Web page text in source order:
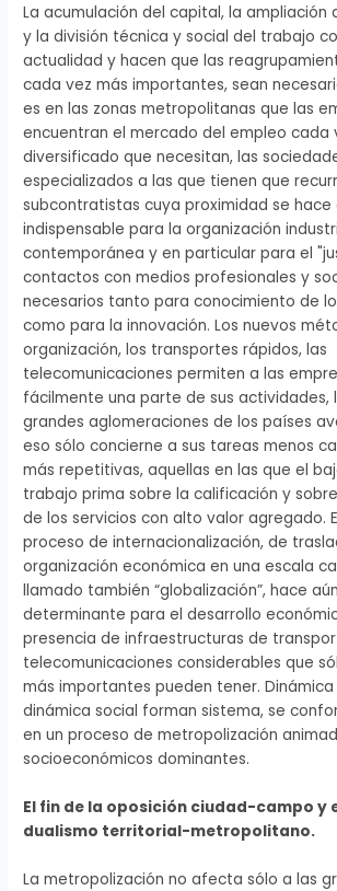
La acumulación del capital, la ampliación
y la división técnica y social del trabajo
actualidad y hacen que las
cada vez más importantes, sean
es en las zonas metropolitanas que las
encuentran el mercado del empleo cada
diversificado que necesitan, las
especializados a las que tienen que
subcontratistas cuya proximidad se hace
indispensable para la organización
contemporánea y en particular para el
contactos con medios profesionales y
necesarios tanto para conocimiento de
como para la innovación. Los nuevos
organización, los transportes rápidos, las
telecomunicaciones permiten a las
fácilmente una parte de sus actividades,
grandes aglomeraciones de los países
eso sólo concierne a sus tareas menos
más repetitivas, aquellas en las que el
trabajo prima sobre la calificación y
de los servicios con alto valor agregado.
proceso de internacionalización, de
organización económica en una escala
llamado también “globalización”, hace
determinante para el desarrollo
presencia de infraestructuras de
telecomunicaciones considerables que
más importantes pueden tener.
dinámica social forman sistema, se
en un proceso de metropolización
socioeconómicos dominantes.
El fin de la oposición ciudad-campo y
dualismo territorial-metropolitano.
La metropolización no afecta sólo a las